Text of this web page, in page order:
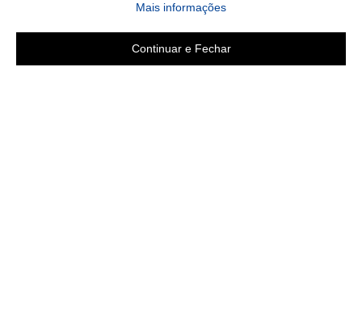
Mais informações
Continuar e Fechar